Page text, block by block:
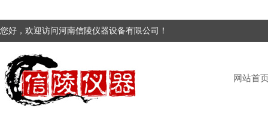
您好，欢迎访问河南信陵仪器设备有限公司！
网站首